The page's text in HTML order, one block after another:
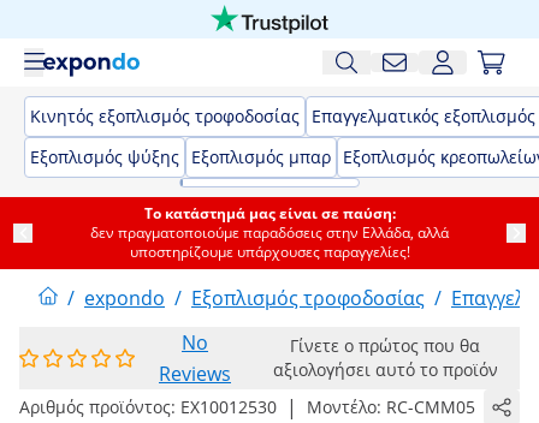
Κινητός εξοπλισμός τροφοδοσίας Επαγγελματικός
Εξοπλισμός ψύξης Εξοπλισμός μπαρ Εξοπλισμός
Το κατάστημά μας είναι σε παύση:
δεν πραγματοποιούμε παραδόσεις στην Ελλάδα, αλλά
υποστηρίζουμε υπάρχουσες παραγγελίες!
/ expondo / Εξοπλισμός τροφοδοσίας /
No
Reviews
Γίνετε ο πρώτος που θα
αξιολογήσει αυτό το προϊόν
Αριθμός προϊόντος: EX10012530 | Μοντέλο: RC-CMM05